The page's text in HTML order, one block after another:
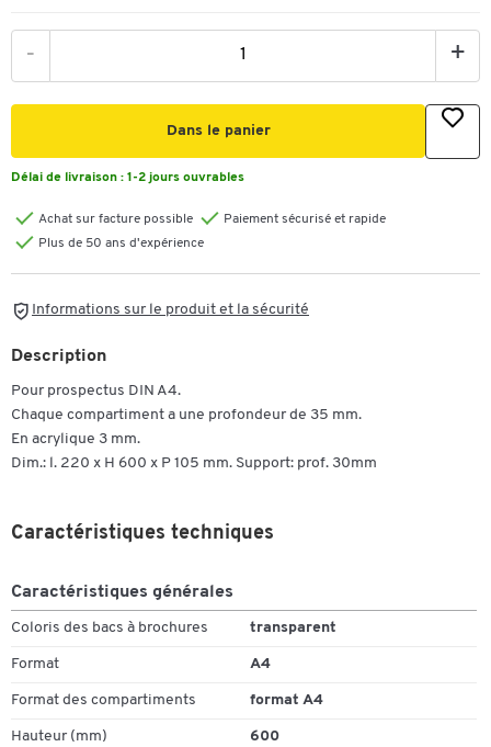
- +
Dans le panier
Délai de livraison : 1-2 jours ouvrables
Achat sur facture possible
Paiement sécurisé et rapide
Plus de 50 ans d'expérience
Informations sur le produit et la sécurité
Description
Pour prospectus DIN A4.
Chaque compartiment a une profondeur de 35 mm.
En acrylique 3 mm.
Dim.: l. 220 x H 600 x P 105 mm. Support: prof. 30mm
Caractéristiques techniques
Caractéristiques générales
Coloris des bacs à brochures transparent
Format A4
Format des compartiments format A4
Hauteur (mm) 600